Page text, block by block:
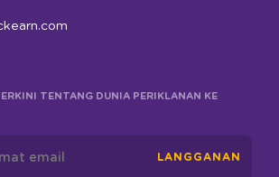
TENTANG DUNIA PERIKLANAN KE
LANGGANAN